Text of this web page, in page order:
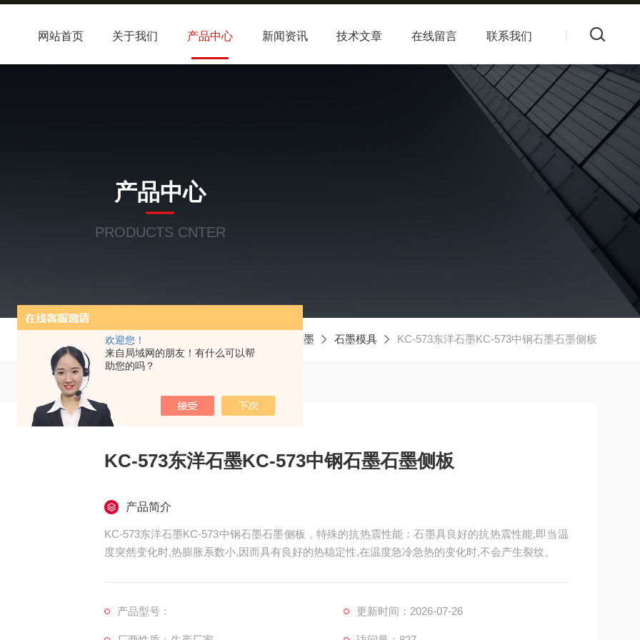
欢迎您！
来自局域网的朋友！有什么可以帮
助您的吗？
网站首页 关于我们 产品中心 新闻资讯 技术文章 在线留言 联系我们
产品中心
PRODUCTS CNTER
当前位置： 日本东洋石墨 石墨模具 KC-573东洋石墨KC-573中钢石墨石墨侧板
KC-573东洋石墨KC-573中钢石墨石墨侧板
产品简介
KC-573东洋石墨KC-573中钢石墨石墨侧板，特殊的抗热震性能：石墨具良好的抗热震性能,即当温
度突然变化时,热膨胀系数小,因而具有良好的热稳定性,在温度急冷急热的变化时,不会产生裂纹。
产品型号： 更新时间：2026-07-26